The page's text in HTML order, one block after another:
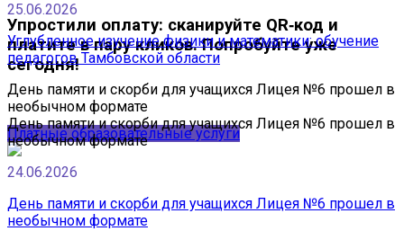
Упростили оплату: сканируйте QR‑код и
платите в пару кликов. Попробуйте уже
сегодня!
Платные образовательные услуги
25.06.2026
Углубленное изучение физики и математики: обучение
педагогов Тамбовской области
День памяти и скорби для учащихся Лицея №6 прошел в
необычном формате
День памяти и скорби для учащихся Лицея №6 прошел в
необычном формате
24.06.2026
День памяти и скорби для учащихся Лицея №6 прошел в
необычном формате